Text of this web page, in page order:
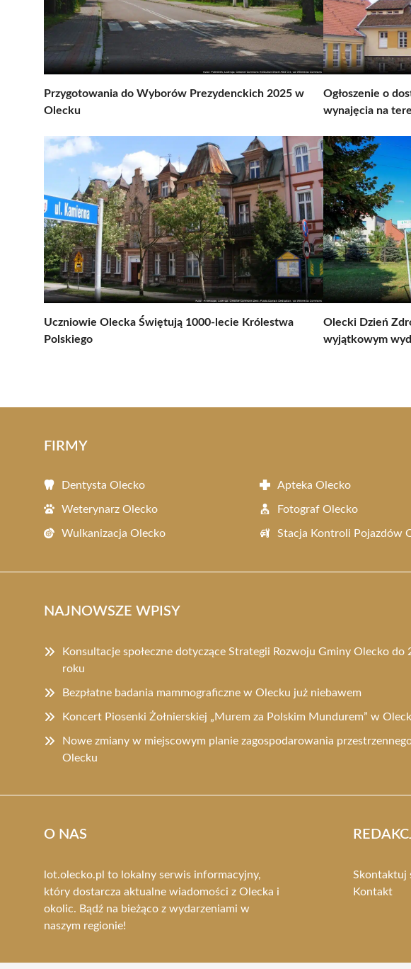
Przygotowania do Wyborów Prezydenckich 2025 w
Olecku
Ogłoszenie o
wynajęcia na
Uczniowie Olecka Świętują 1000-lecie Królestwa
Polskiego
Olecki Dzień
wyjątkowym
FIRMY
Dentysta Olecko Apteka Olecko
Weterynarz Olecko Fotograf Olecko
Wulkanizacja Olecko Stacja Kontroli Pojazdów
NAJNOWSZE WPISY
Konsultacje społeczne dotyczące Strategii Rozwoju Gminy Olecko do
roku
Bezpłatne badania mammograficzne w Olecku już niebawem
Koncert Piosenki Żołnierskiej „Murem za Polskim Mundurem” w
Nowe zmiany w miejscowym planie zagospodarowania
Olecku
O NAS
lot.olecko.pl to lokalny serwis informacyjny,
który dostarcza aktualne wiadomości z Olecka i
okolic. Bądź na bieżąco z wydarzeniami w
naszym regionie!
Skontaktuj
Kontakt